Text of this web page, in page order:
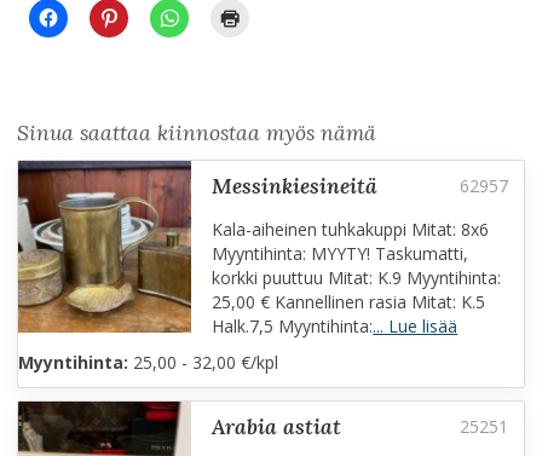
Sinua saattaa kiinnostaa myös nämä
messinkiesineitä
Kala-aiheinen tuhkakuppi Mitat: 8x6
Myyntihinta: MYYTY! Taskumatti,
korkki puuttuu Mitat: K.9 Myyntihinta:
25,00 € Kannellinen rasia Mitat: K.5
Halk.7,5 Myyntihinta:... Lue lisää
Myyntihinta: 25,00 - 32,00 €/kpl
arabia astiat